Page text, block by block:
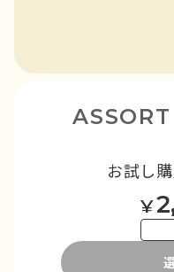
お試し
¥